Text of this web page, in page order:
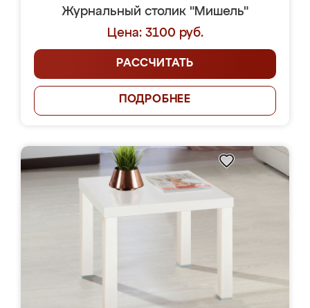
Журнальный столик "Мишель"
Цена: 3100 руб.
РАССЧИТАТЬ
ПОДРОБНЕЕ